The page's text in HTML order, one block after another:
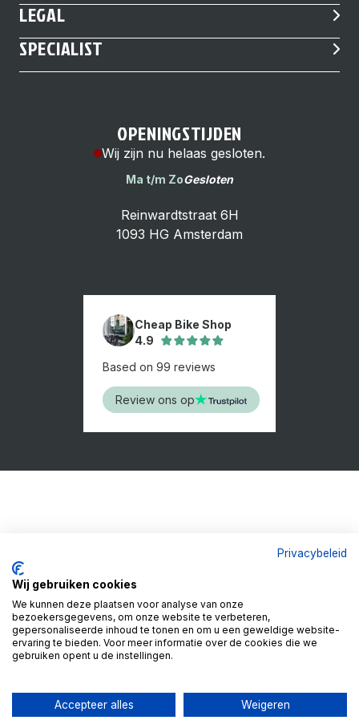
LEGAL
SPECIALIST
Cheap Bike Shop
4.9
Based on 99 reviews
Review ons op
OPENINGSTIJDEN
Wij zijn nu helaas gesloten.
Ma t/m ZoGesloten
Reinwardtstraat 6H
1093 HG Amsterdam
Privacybeleid
Wij gebruiken cookies
We kunnen deze plaatsen voor analyse van onze
bezoekersgegevens, om onze website te verbeteren,
gepersonaliseerde inhoud te tonen en om u een geweldige website-
ervaring te bieden. Voor meer informatie over de cookies die we
gebruiken opent u de instellingen.
Accepteer alles Weigeren